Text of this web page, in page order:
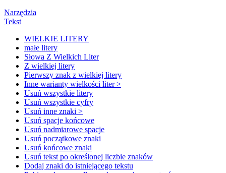
Narzędzia
Tekst
WIELKIE LITERY
małe litery
Słowa Z Wielkich Liter
Z wielkiej litery
Pierwszy znak z wielkiej litery
Inne warianty wielkości liter >
Usuń wszystkie litery
Usuń wszystkie cyfry
Usuń inne znaki >
Usuń spacje końcowe
Usuń nadmiarowe spacje
Usuń początkowe znaki
Usuń końcowe znaki
Usuń tekst po określonej liczbie znaków
Dodaj znaki do istniejącego tekstu